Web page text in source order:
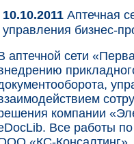
10.10.2011 Аптечная
управления бизнес-
аптечной сети
компании
Все работы